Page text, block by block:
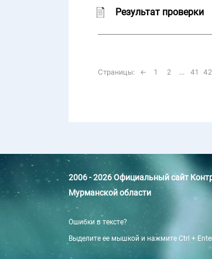
Результат проверки
Страницы: ← 1 2 ... 41 42
2006 - 2026 Официальный сайт
Мурманской области
Ошибки в тексте?
Выделите ее мышкой и нажмите Ctrl +